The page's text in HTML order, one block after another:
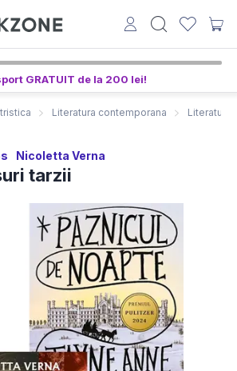
GRATUIT de la 200 lei!
9 ore, 15 min, 13 sec
Literatura contemporana Literatura
Nicoletta Verna
tarzii